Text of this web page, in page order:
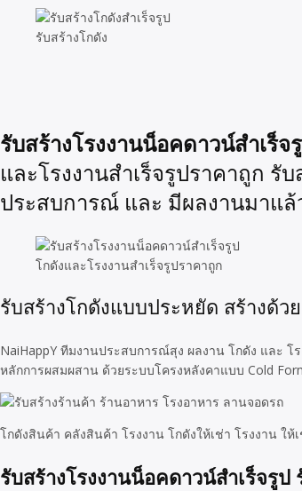
รับสร้างโกดัง
รับสร้างโรงงานน็อคดาวน์สำเร็
และโรงงานสำเร็จรูปราคาถูก รั
ประสบการณ์ และ มีผลงานมาแล้
โกดังและโรงงานสำเร็จรูปราคาถูก
รับสร้างโกดังแบบประหยัด สร้างด้
NaiHappY ทีมงานประสบการณ์สุง ผลงาน โกดัง และ โ
หลักการผสมผสาน ด้วยระบบโครงหลังคาแบบ Cold
โกดังสินค้า คลังสินค้า โรงงาน โกดังให้เช่า โรงงาน ใ
รับสร้างโรงงานน็อคดาวน์สำเร็จรูป